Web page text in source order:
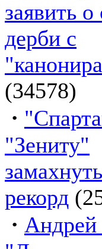
заявить о
дерби с
(34578)
·
"Зениту"
рекорд
·